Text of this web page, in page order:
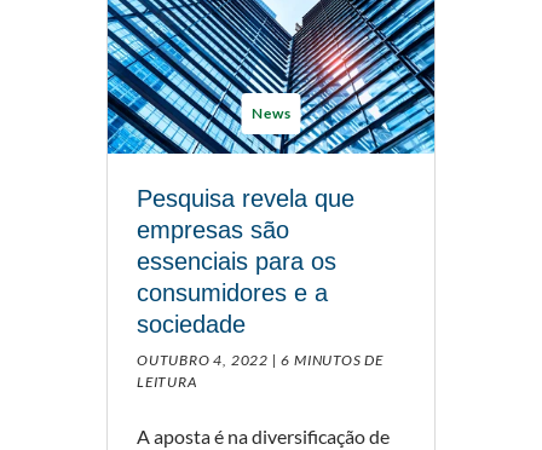
News
Pesquisa revela que
empresas são
essenciais para os
consumidores e a
sociedade
OUTUBRO 4, 2022 | 6 MINUTOS DE
LEITURA
A aposta é na diversificação de